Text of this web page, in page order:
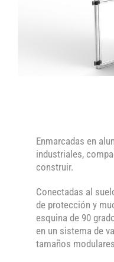
Enmarcadas en
industriales,
construir.
Conectadas al
de protección y
esquina de 90
en un sistema de
tamaños